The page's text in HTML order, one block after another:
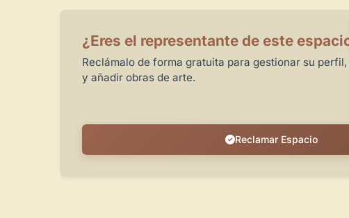
¿Eres el representante de este
Reclámalo de forma gratuita para gestionar su
y añadir obras de arte.
Reclamar Espacio